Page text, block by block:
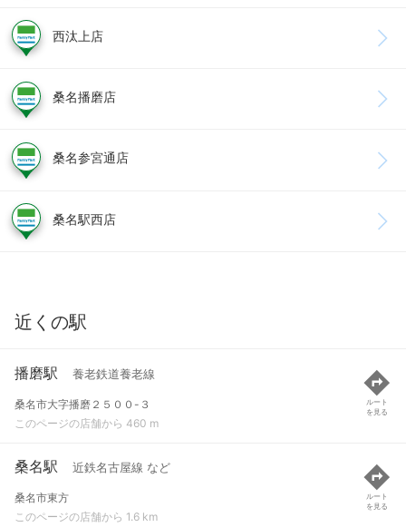
西汰上店
桑名播磨店
桑名参宮通店
桑名駅西店
近くの駅
播磨駅 養老鉄道養老線
桑名市大字播磨２５００-３
このページの店舗から 460 m
ルート
を見る
桑名駅 近鉄名古屋線 など
桑名市東方
このページの店舗から 1.6 km
ルート
を見る